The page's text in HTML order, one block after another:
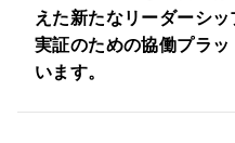
えた新たなリーダーシッ
実証のための協働プラ
います。